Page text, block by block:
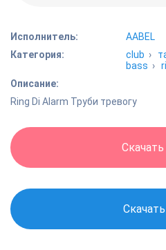
Исполнитель:
AABEL
Категория:
club ›
bass ›
Описание:
Ring Di Alarm Труби тревогу
Скачать